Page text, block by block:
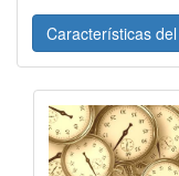
Características